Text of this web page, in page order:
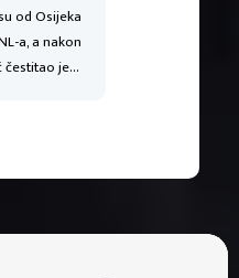
od Osijeka
a, a nakon
čestitao je…